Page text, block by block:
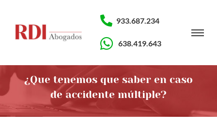
933.687.234
638.419.643
¿Que tenemos que saber en caso
de accidente múltiple?